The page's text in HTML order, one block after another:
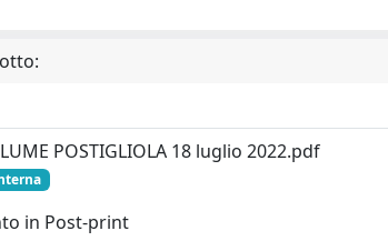
POSTIGLIOLA 18 luglio 2022.pdf
in Post-print